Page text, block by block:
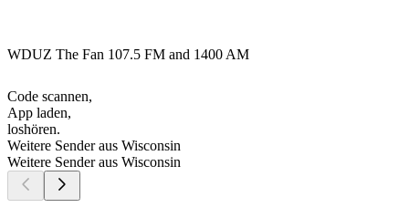
WDUZ The Fan 107.5 FM and 1400 AM
Code scannen,
App laden,
loshören.
Weitere Sender aus Wisconsin
Weitere Sender aus Wisconsin